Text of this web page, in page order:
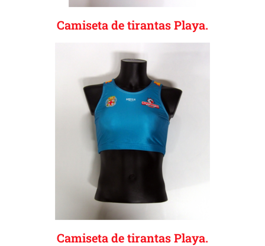
Camiseta de tirantas Playa.
Camiseta de tirantas Playa.